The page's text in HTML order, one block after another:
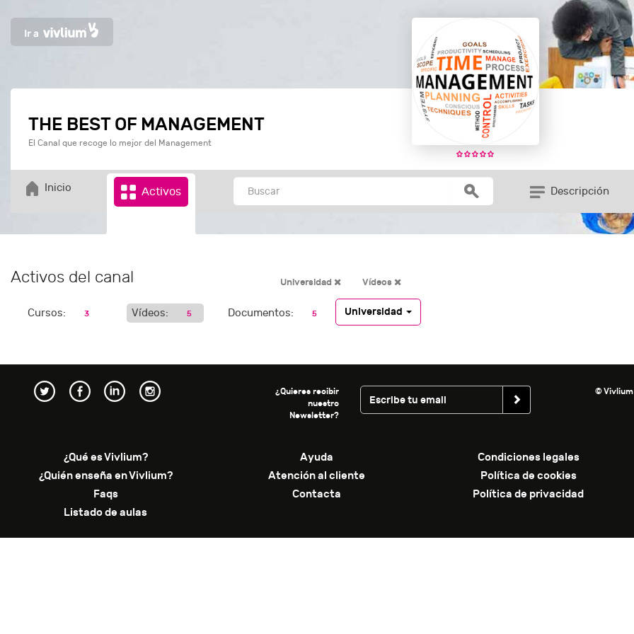
THE BEST OF MANAGEMENT
El Canal que recoge lo mejor del Management
Inicio Activos Descripción
Activos del canal Vídeos
Universidad
Cursos: 3 Vídeos: 5 Documentos: 5 Universidad
¿Quieres recibir
nuestro
Newsletter?
© Vivlium
¿Qué es Vivlium? Ayuda
Condiciones legales
¿Quién enseña en Vivlium?
Atención al cliente
Política de cookies
Faqs
Contacta
Política de privacidad
Listado de aulas